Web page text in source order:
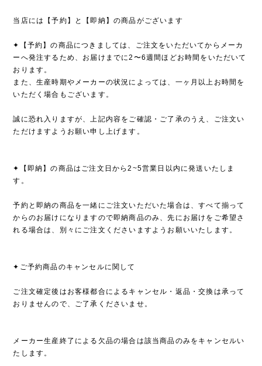
当店には【予約】と【即納】の商品がございます
✦【予約】の商品につきましては、ご注文をいただいてからメーカ
ーへ発注するため、お届けまでに2〜6週間ほどお時間をいただいて
おります。
また、生産時期やメーカーの状況によっては、一ヶ月以上お時間を
いただく場合もございます。
誠に恐れ入りますが、上記内容をご確認・ご了承のうえ、ご注文い
ただけますようお願い申し上げます。
✦【即納】の商品はご注文日から2~5営業日以内に発送いたしま
す。
予約と即納の商品を一緒にご注文いただいた場合は、すべて揃って
からのお届けになりますので即納商品のみ、先にお届けをご希望さ
れる場合は、別々にご注文くださいますようお願いいたします。
✦ご予約商品のキャンセルに関して
ご注文確定後はお客様都合によるキャンセル・返品・交換は承って
おりませんので、ご了承くださいませ。
メーカー生産終了による欠品の場合は該当商品のみをキャンセルい
たします。